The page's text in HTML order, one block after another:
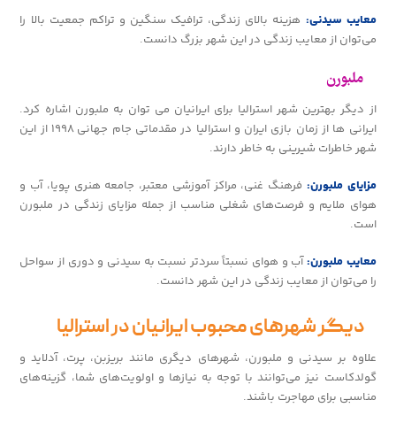
معایب سیدنی: هزینه بالای زندگی، ترافیک سنگین و تراکم جمعیت بالا را
می‌توان از معایب زندگی در این شهر بزرگ دانست.
ملبورن
از دیگر بهترین شهر استرالیا برای ایرانیان می توان به ملبورن اشاره کرد.
ایرانی ها از زمان بازی ایران و استرالیا در مقدماتی جام جهانی ۱۹۹۸ از این
شهر خاطرات شیرینی به خاطر دارند.
مزایای ملبورن: فرهنگ غنی، مراکز آموزشی معتبر، جامعه هنری پویا، آب و
هوای ملایم و فرصت‌های شغلی مناسب از جمله مزایای زندگی در ملبورن
است.
معایب ملبورن:آب و هوای نسبتاً سردتر نسبت به سیدنی و دوری از سواحل
را می‌توان از معایب زندگی در این شهر دانست.
دیگر شهرهای محبوب ایرانیان در استرالیا
علاوه بر سیدنی و ملبورن، شهرهای دیگری مانند بریزبن، پرت، آدلاید و
گولدکاست نیز می‌توانند با توجه به نیازها و اولویت‌های شما، گزینه‌های
مناسبی برای مهاجرت باشند.